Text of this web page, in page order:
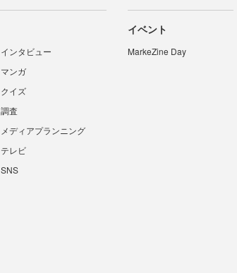
インタビュー
マンガ
クイズ
調査
メディアプランニング
テレビ
SNS
イベント
MarkeZine Day